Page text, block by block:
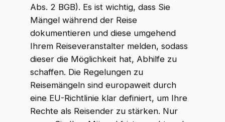
Abs. 2 BGB). Es ist wichtig, dass Sie
Mängel während der Reise
dokumentieren und diese umgehend
Ihrem Reiseveranstalter melden, sodass
dieser die Möglichkeit hat, Abhilfe zu
schaffen. Die Regelungen zu
Reisemängeln sind europaweit durch
eine EU-Richtlinie klar definiert, um Ihre
Rechte als Reisender zu stärken. Nur